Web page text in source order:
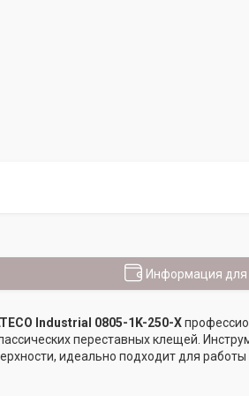
Информация для
Industrial 0805-1K-250-X
переставных клещей.
идеально подходит для работы